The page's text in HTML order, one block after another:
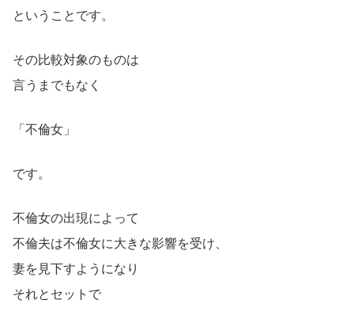
ということです。
その比較対象のものは
言うまでもなく
「不倫女」
です。
不倫女の出現によって
不倫夫は不倫女に大きな影響を受け、
妻を見下すようになり
それとセットで